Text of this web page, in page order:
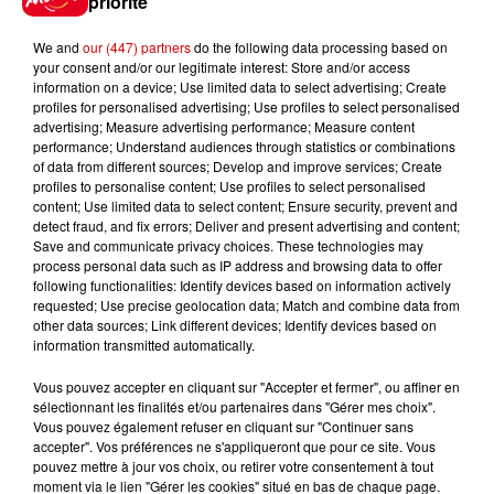
selon les horaires, la possibilité
d’assister à la traite des chèvres.
Un circuit vivant et participatif
En option, les groupes peuvent
enrichir leur journée avec une
initiation à la boule de fort ainsi
qu’une promenade autour des
lavoirs, permettant de compléter
la découverte du patrimoine local.
Ce circuit a été pensé pour être à
la fois pédagogique, convivial et
accessible, en autonomie de
déplacement entre les deux sites.
Informations pratiques
We and our (447) partnersdo the following data processing based on
your consent and/or our legitimate interest: Store and/or access
information on a device; Use limited data to select advertising; Create
profiles for personalised advertising; Use profiles to select personalised
advertising; Measure advertising performance; Measure content
performance; Understand audiences through statistics or combinations
of data from different sources; Develop and improve services; Create
profiles to personalise content; Use profiles to select personalised
content; Use limited data to select content; Ensure security, prevent and
detect fraud, and fix errors; Deliver and present advertising and content;
Save and communicate privacy choices. These technologies may
process personal data such as IP address and browsing data to offer
following functionalities: Identify devices based on information actively
requested; Use precise geolocation data; Match and combine data from
other data sources; Link different devices; Identify devices based on
information transmitted automatically.
Vous pouvez accepter en cliquant sur "Accepter et fermer", ou affiner en
sélectionnant les finalités et/ou partenaires dans "Gérer mes choix".
Vous pouvez également refuser en cliquant sur "Continuer sans
accepter". Vos préférences ne s'appliqueront que pour ce site. Vous
pouvez mettre à jour vos choix, ou retirer votre consentement à tout
moment via le lien "Gérer les cookies" situé en bas de chaque page.